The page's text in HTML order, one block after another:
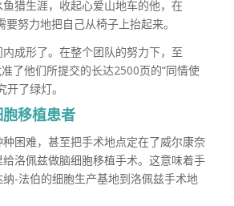
猎生涯，收起心爱山地车的他，在
努力地把自己从椅子上抬起来。
成形了。在整个团队的努力下，至
了他们所提交的长达2500页的“同情使
了绿灯。
移植患者
困难，甚至把手术地点定在了威尔康奈
洛佩兹做脑细胞移植手术。这意味着手
-法伯的细胞生产基地到洛佩兹手术地